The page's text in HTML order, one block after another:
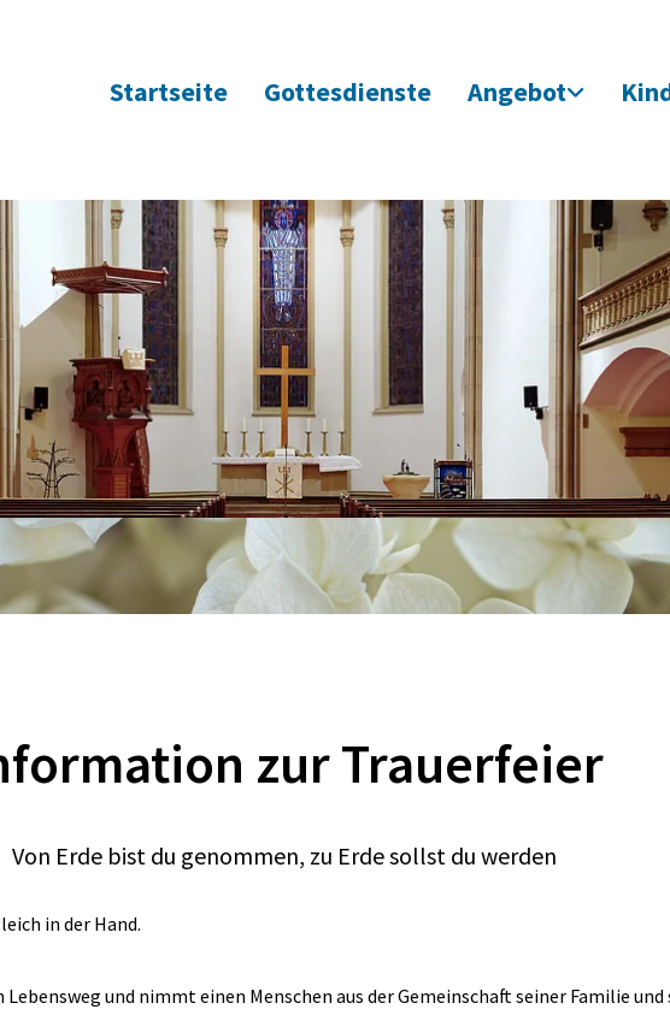
Startseite Gottesdienste Angebot
zur Trauerfeier
Von Erde bist du genommen, zu Erde sollst du werden
in der Hand.
und nimmt einen Menschen aus der Gemeinschaft seiner Familie und